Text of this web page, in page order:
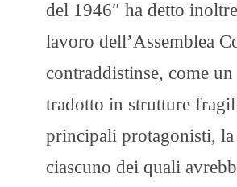
del 1946″ ha detto
lavoro dell’Assemblea
contraddistinse, come
tradotto in strutture
principali protagonisti,
ciascuno dei quali